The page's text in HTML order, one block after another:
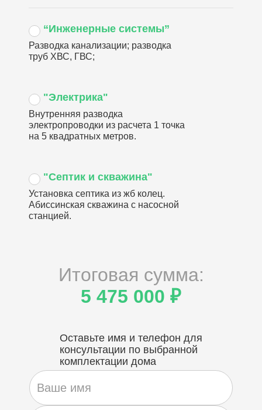
“Инженерные системы”
Разводка канализации; разводка
труб ХВС, ГВС;
"Электрика"
Внутренняя разводка
электропроводки из расчета 1 точка
на 5 квадратных метров.
"Септик и скважина"
Установка септика из жб колец.
Абиссинская скважина с насосной
станцией.
Итоговая сумма:
5 475 000 ₽
Оставьте имя и телефон для
консультации по выбранной
комплектации дома